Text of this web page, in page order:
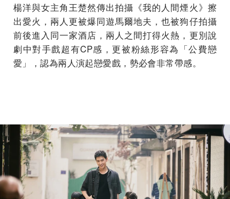
楊洋與女主角王楚然傳出拍攝《我的人間煙火》擦
出愛火，兩人更被爆同遊馬爾地夫，也被狗仔拍攝
前後進入同一家酒店，兩人之間打得火熱，更別說
劇中對手戲超有CP感，更被粉絲形容為「公費戀
愛」，認為兩人演起戀愛戲，勢必會非常帶感。